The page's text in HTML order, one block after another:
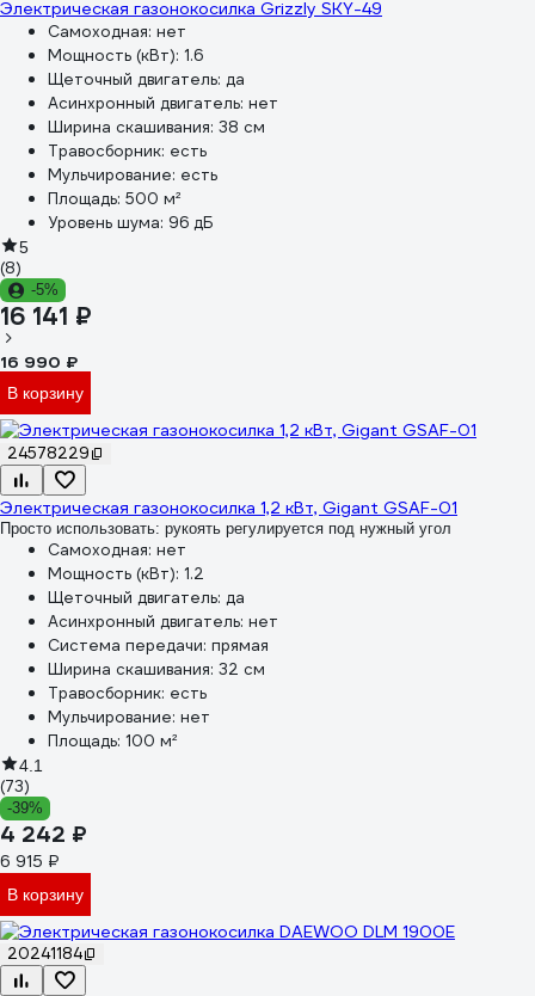
Электрическая газонокосилка Grizzly SKY-49
Самоходная: нет
Мощность (кВт): 1.6
Щеточный двигатель: да
Асинхронный двигатель: нет
Ширина скашивания: 38 см
Травосборник: есть
Мульчирование: есть
Площадь: 500 м²
Уровень шума: 96 дБ
5
(8)
-5%
16 141 ₽
16 990 ₽
В корзину
24578229
Электрическая газонокосилка 1,2 кВт, Gigant GSAF-01
Просто использовать: рукоять регулируется под нужный угол
Самоходная: нет
Мощность (кВт): 1.2
Щеточный двигатель: да
Асинхронный двигатель: нет
Система передачи: прямая
Ширина скашивания: 32 см
Травосборник: есть
Мульчирование: нет
Площадь: 100 м²
4.1
(73)
-39%
4 242 ₽
6 915 ₽
В корзину
20241184